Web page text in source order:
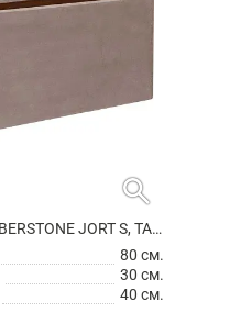
search
КАШПО FIBERSTONE JORT S, TAUPE
80 см.
30 см.
40 см.